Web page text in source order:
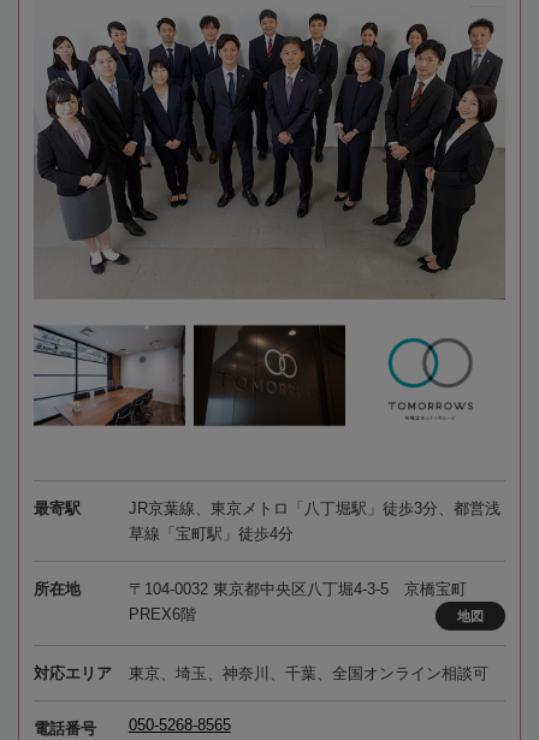
最寄駅
JR京葉線、東京メトロ「八丁堀駅」徒歩3分、都営浅
草線「宝町駅」徒歩4分
所在地
〒104-0032 東京都中央区八丁堀4-3-5 京橋宝町
PREX6階
地図
対応エリア 東京、埼玉、神奈川、千葉、全国オンライン相談可
電話番号 050-5268-8565